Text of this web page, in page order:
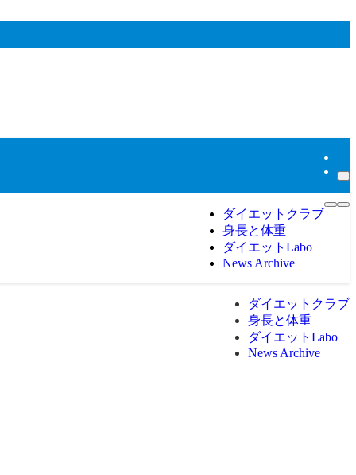
ダイエットクラブ
身長と体重
ダイエットLabo
News Archive
ダイエットクラブ
身長と体重
ダイエットLabo
News Archive